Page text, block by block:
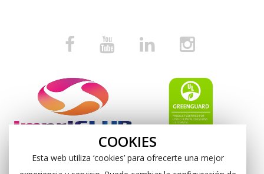
COOKIES
Esta web utiliza ‘cookies’ para ofrecerte una mejor